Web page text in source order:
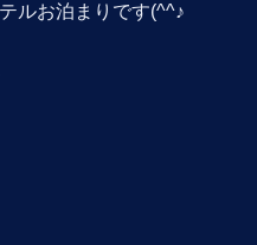
ルお泊まりです(^^♪